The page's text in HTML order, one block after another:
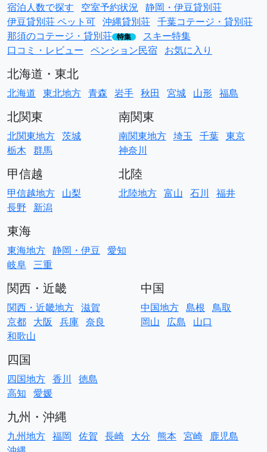
宿泊人数で探す
空室予約状況 静岡・伊豆貸別荘
伊豆貸別荘 ペット可 沖縄貸別荘 千葉コテージ・貸別荘
那須のコテージ・貸別荘 特集
スキー特集
口コミ・レビュー ペンション民宿 お気に入り
北海道・東北
北海道 東北地方 青森 岩手 秋田 宮城 山形 福島
北関東
北関東地方 茨城
栃木 群馬
南関東
南関東地方 埼玉 千葉 東京
神奈川
甲信越
甲信越地方 山梨
長野
新潟
北陸
北陸地方 富山 石川 福井
東海
東海地方 静岡・伊豆 愛知
岐阜 三重
関西・近畿
関西・近畿地方 滋賀
京都 大阪 兵庫 奈良
和歌山
中国
中国地方 島根 鳥取
岡山
広島 山口
四国
四国地方 香川
徳島
高知 愛媛
九州・沖縄
九州地方 福岡 佐賀 長崎 大分 熊本 宮崎
鹿児島